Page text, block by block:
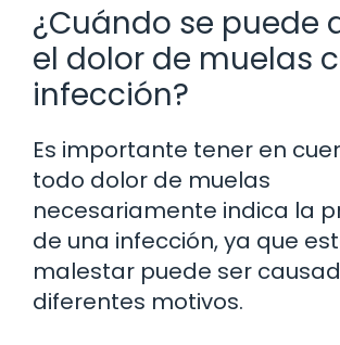
¿Cuándo se puede
el dolor de muelas
infección?
Es importante tener en
todo dolor de muelas
necesariamente indica la
de una infección, ya que
malestar puede ser
diferentes motivos.